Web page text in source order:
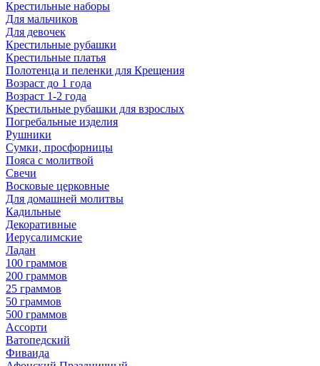
Крестильные наборы
Для мальчиков
Для девочек
Крестильные рубашки
Крестильные платья
Полотенца и пеленки для Крещения
Возраст до 1 года
Возраст 1-2 года
Крестильные рубашки для взрослых
Погребальные изделия
Рушники
Сумки, просфорницы
Пояса с молитвой
Свечи
Восковые церковные
Для домашней молитвы
Кадильные
Декоративные
Иерусалимские
Ладан
100 граммов
200 граммов
25 граммов
50 граммов
500 граммов
Ассорти
Ватопедский
Фиваида